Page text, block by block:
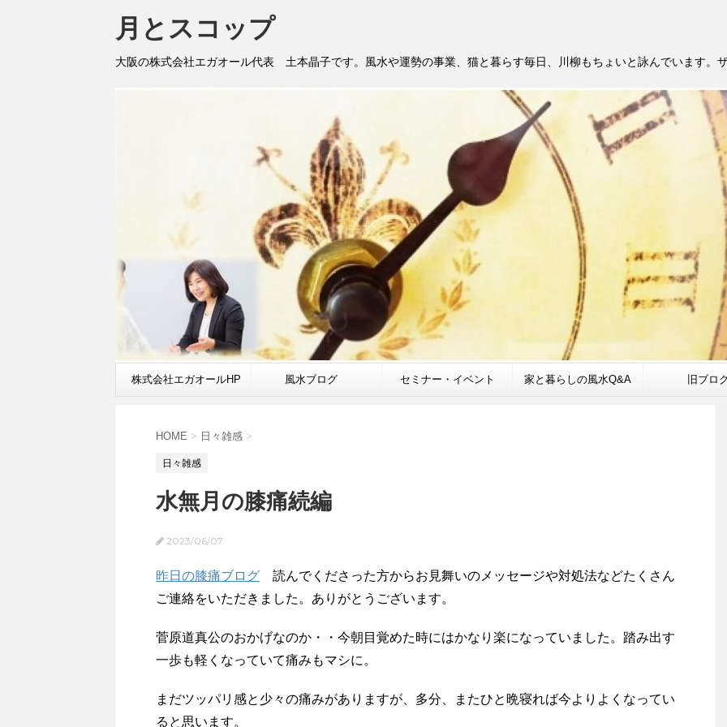
月とスコップ
大阪の株式会社エガオール代表 土本晶子です。風水や運勢の事業、猫と暮らす毎日、川柳もちょいと詠んでいます。
株式会社エガオールHP 風水ブログ セミナー・イベント 家と暮らしの風水Q&A 旧ブロ
HOME > 日々雑感 >
日々雑感
水無月の膝痛続編
2023/06/07
昨日の膝痛ブログ 読んでくださった方からお見舞いのメッセージや対処法などたくさん
ご連絡をいただきました。ありがとうございます。
菅原道真公のおかげなのか・・今朝目覚めた時にはかなり楽になっていました。踏み出す
一歩も軽くなっていて痛みもマシに。
まだツッパリ感と少々の痛みがありますが、多分、またひと晩寝れば今よりよくなってい
ると思います。